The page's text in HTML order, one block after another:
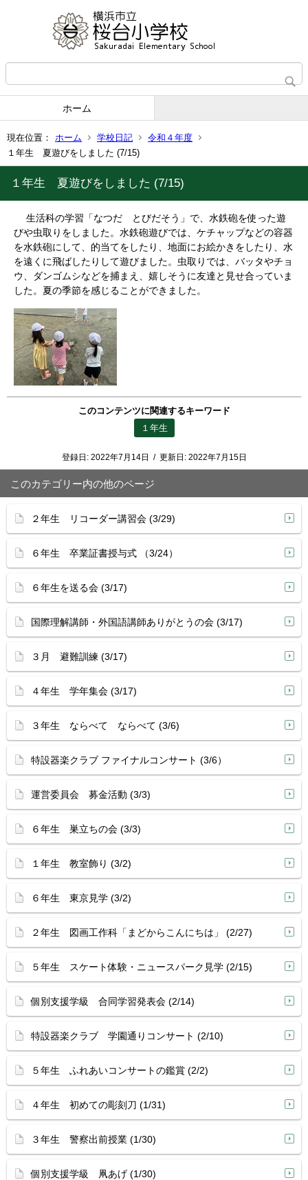
ホーム
現在位置： ホーム 学校日記
令和４年度
１年生 夏遊びをしました (7/15)
１年生 夏遊びをしました (7/15)
生活科の学習「なつだ とびだそう」で、水鉄砲を使った遊
びや虫取りをしました。水鉄砲遊びでは、ケチャップなどの容器
を水鉄砲にして、的当てをしたり、地面にお絵かきをしたり、水
を遠くに飛ばしたりして遊びました。虫取りでは、バッタやチョ
ウ、ダンゴムシなどを捕まえ、嬉しそうに友達と見せ合っていま
した。夏の季節を感じることができました。
このコンテンツに関連するキーワード
１年生
登録日: 2022年7月14日 / 更新日: 2022年7月15日
このカテゴリー内の他のページ
２年生 リコーダー講習会 (3/29)
６年生 卒業証書授与式 （3/24）
６年生を送る会 (3/17)
国際理解講師・外国語講師ありがとうの会 (3/17)
３月 避難訓練 (3/17)
４年生 学年集会 (3/17)
３年生 ならべて ならべて (3/6)
特設器楽クラブ ファイナルコンサート (3/6）
運営委員会 募金活動 (3/3)
６年生 巣立ちの会 (3/3)
１年生 教室飾り (3/2)
６年生 東京見学 (3/2)
２年生 図画工作科「まどからこんにちは」 (2/27)
５年生 スケート体験・ニュースパーク見学 (2/15)
個別支援学級 合同学習発表会 (2/14)
特設器楽クラブ 学園通りコンサート (2/10)
５年生 ふれあいコンサートの鑑賞 (2/2)
４年生 初めての彫刻刀 (1/31)
３年生 警察出前授業 (1/30)
個別支援学級 凧あげ (1/30)